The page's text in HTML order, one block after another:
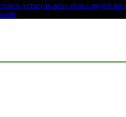
четверть века резал людей на